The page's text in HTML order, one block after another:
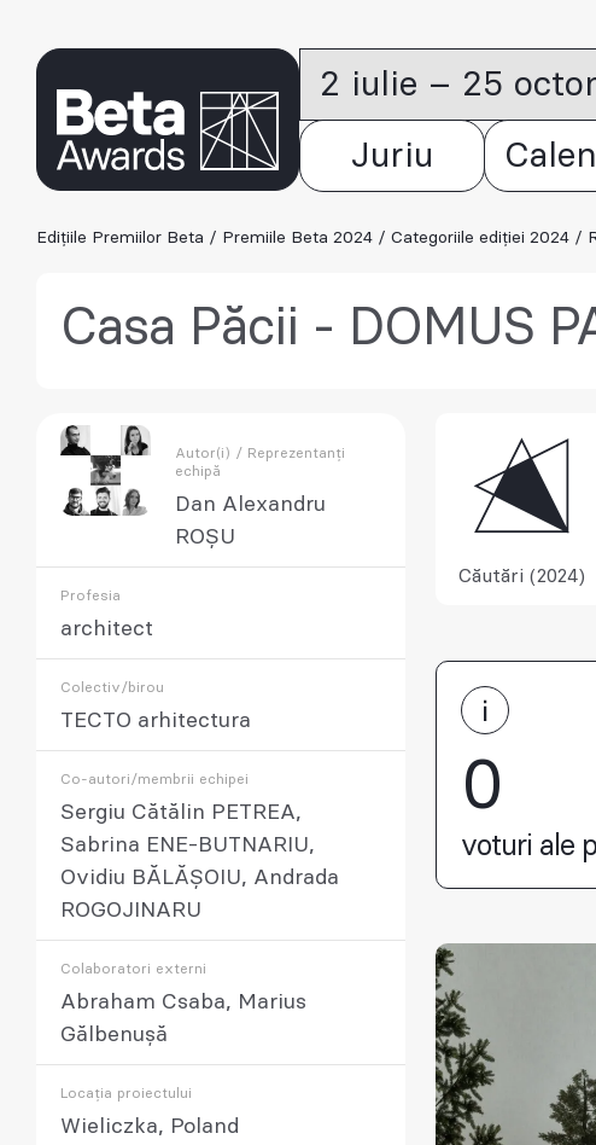
2 iulie – 25
Juriu
Edițiile Premiilor Beta / Premiile Beta 2024 / Categoriile ediției 2024 /
Casa Păcii - DOMUS
Autor(i) / Reprezentanți
echipă
Dan Alexandru
ROȘU
Profesia
architect
Colectiv/birou
TECTO arhitectura
Co-autori/membrii echipei
Sergiu Cătălin PETREA,
Sabrina ENE-BUTNARIU,
Ovidiu BĂLĂȘOIU, Andrada
ROGOJINARU
Colaboratori externi
Abraham Csaba, Marius
Gălbenușă
Locația proiectului
Wieliczka, Poland
Căutări (2024)
0
voturi ale